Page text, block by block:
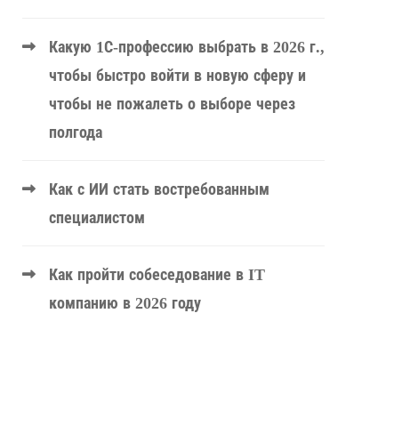
Какую 1С-профессию выбрать в 2026 г.,
чтобы быстро войти в новую сферу и
чтобы не пожалеть о выборе через
полгода
Как с ИИ стать востребованным
специалистом
Как пройти собеседование в IT
компанию в 2026 году